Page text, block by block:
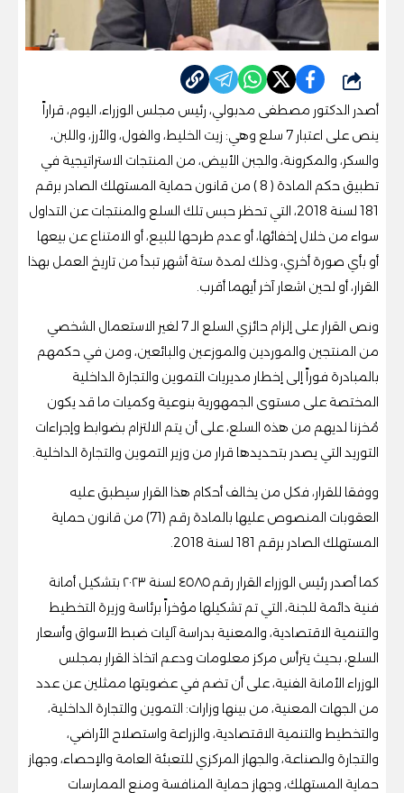
شارك
أصدر الدكتور مصطفى مدبولي، رئيس مجلس الوزراء، اليوم، قراراً
ينص على اعتبار 7 سلع وهي: زيت الخليط، والفول، والأرز، واللبن،
والسكر، والمكرونة، والجبن الأبيض، من المنتجات الاستراتيجية في
تطبيق حكم المادة ( 8 ) من قانون حماية المستهلك الصادر برقم
181 لسنة 2018، التي تحظر حبس تلك السلع والمنتجات عن التداول
سواء من خلال إخفائها، أو عدم طرحها للبيع، أو الامتناع عن بيعها
أو بأي صورة أخري، وذلك لمدة ستة أشهر تبدأ من تاريخ العمل بهذا
القرار، أو لحين اشعار آخر أيهما أقرب.
ونص القرار على إلزام حائزي السلع الـ 7 لغير الاستعمال الشخصي
من المنتجين والموردين والموزعين والبائعين، ومن في حكمهم
بالمبادرة فوراً إلى إخطار مديريات التموين والتجارة الداخلية
المختصة على مستوى الجمهورية بنوعية وكميات ما قد يكون
مُخزنا لديهم من هذه السلع، على أن يتم الالتزام بضوابط وإجراءات
التوريد التي يصدر بتحديدها قرار من وزير التموين والتجارة الداخلية.
ووفقا للقرار، فكل من يخالف أحكام هذا القرار سيطبق عليه
العقوبات المنصوص عليها بالمادة رقم (71) من قانون حماية
المستهلك الصادر برقم 181 لسنة 2018.
كما أصدر رئيس الوزراء القرار رقم ٤٥٨٥ لسنة ٢٠٢٣ بتشكيل أمانة
فنية دائمة للجنة، التي تم تشكيلها مؤخراً برئاسة وزيرة التخطيط
والتنمية الاقتصادية، والمعنية بدراسة آليات ضبط الأسواق وأسعار
السلع، بحيث يترأس مركز معلومات ودعم اتخاذ القرار بمجلس
الوزراء الأمانة الفنية، على أن تضم في عضويتها ممثلين عن عدد
من الجهات المعنية، من بينها وزارات: التموين والتجارة الداخلية،
والتخطيط والتنمية الاقتصادية، والزراعة واستصلاح الأراضي،
والتجارة والصناعة، والجهاز المركزي للتعبئة العامة والإحصاء، وجهاز
حماية المستهلك، وجهاز حماية المنافسة ومنع الممارسات